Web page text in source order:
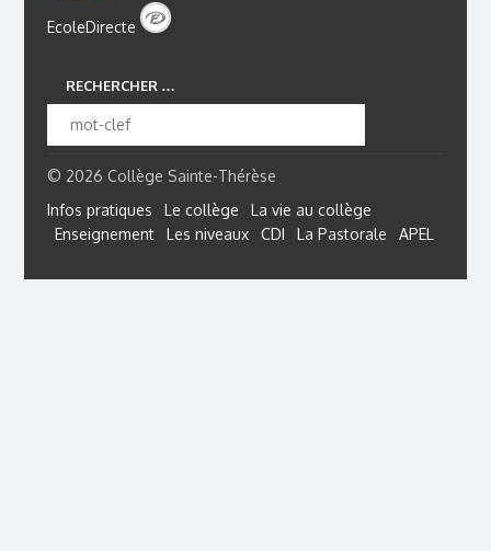
EcoleDirecte
RECHERCHER …
© 2026 Collège Sainte-Thérèse
Infos pratiques
Le collège
La vie au collège
Enseignement
Les niveaux CDI La Pastorale APEL